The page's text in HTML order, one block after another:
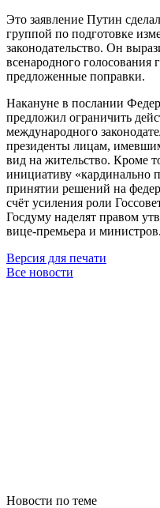
Это заявление Путин
группой по подготовке
законодательство. Он
всенародного голосования
предложенные поправки.
Накануне в послании
предложил ограничить
международного
президенты лицам,
вид на жительство. Кроме
инициативу «кардинально
принятии решений на
счёт усиления роли
Госдуму наделят правом
вице-премьера и министров.
Версия для печати
Все новости
Новости по теме